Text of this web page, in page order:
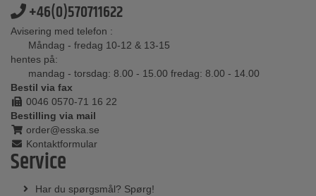
+46(0)570711622
Avisering med telefon :
Måndag - fredag 10-12 & 13-15
hentes på:
mandag - torsdag: 8.00 - 15.00 fredag: 8.00 - 14.00
Bestil via fax
0046 0570-71 16 22
Bestilling via mail
order@esska.se
Kontaktformular
Service
Har du spørgsmål? Spørg!